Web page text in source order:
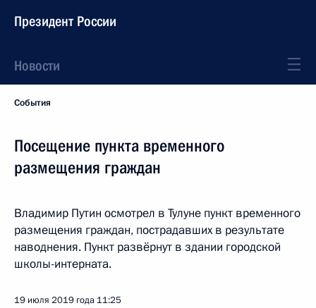
Президент России
Новости
События
Посещение пункта временного
размещения граждан
Владимир Путин осмотрел в Тулуне пункт временного
размещения граждан, пострадавших в результате
наводнения. Пункт развёрнут в здании городской
школы-интерната.
19 июля 2019 года 11:25